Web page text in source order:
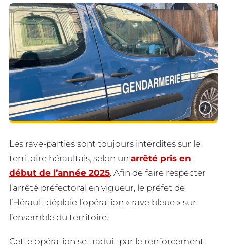
i
Les rave-parties sont toujours interdites sur le
territoire héraultais, selon un arrêté pris en
début de l’année 2025. Afin de faire respecter
l’arrêté préfectoral en vigueur, le préfet de
l’Hérault déploie l’opération « rave bleue » sur
l’ensemble du territoire.
Cette opération se traduit par le renforcement